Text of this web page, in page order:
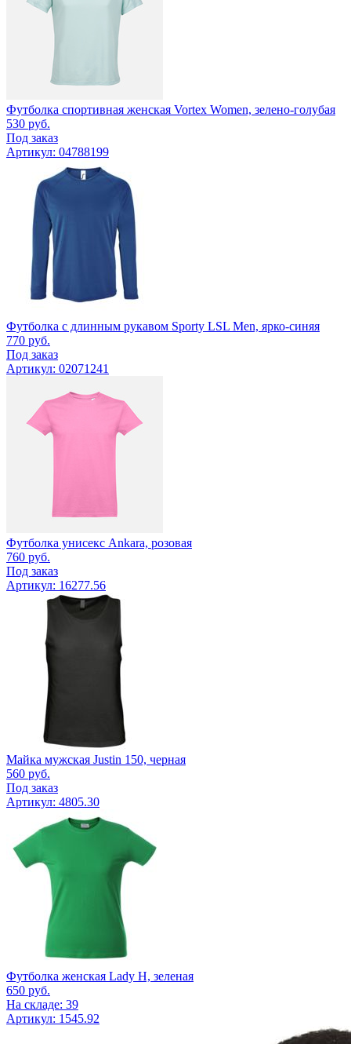
Футболка спортивная женская Vortex Women, зелено-голубая
530 руб.
Под заказ
Артикул: 04788199
Футболка с длинным рукавом Sporty LSL Men, ярко-синяя
770 руб.
Под заказ
Артикул: 02071241
Футболка унисекс Ankara, розовая
760 руб.
Под заказ
Артикул: 16277.56
Майка мужская Justin 150, черная
560 руб.
Под заказ
Артикул: 4805.30
Футболка женская Lady H, зеленая
650 руб.
На складе: 39
Артикул: 1545.92